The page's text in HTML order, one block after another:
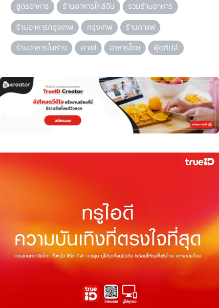
สูตรอาหาร ร้านอาหารใกล้ฉัน
รวมร้านอาหาร
ร้านอาหารกรุงเทพ
กรุงเทพ
ร้านกาแฟ
ร้านอาหารในห้าง
คาเฟ่ อาหารไทย ฟู้ดทิปส์